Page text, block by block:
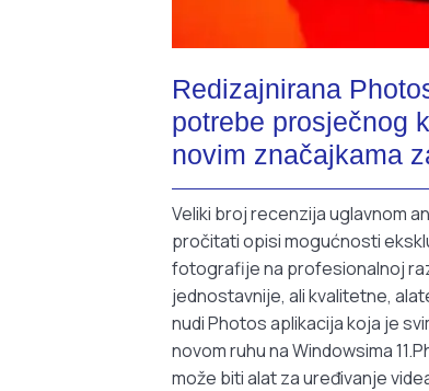
Redizajnirana
potrebe prosječnog
novim značajkama
Veliki broj recenzija uglavnom
pročitati opisi mogućnosti
fotografije na profesionalnoj
jednostavnije, ali kvalitetne,
nudi Photos aplikacija koja je
novom ruhu na Windowsima
može biti alat za uređivanje